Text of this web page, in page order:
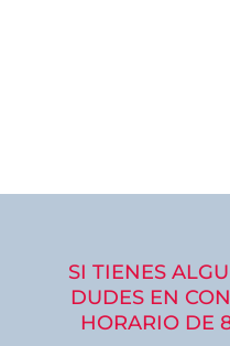
SI TIENES
DUDES EN
HORARIO DE